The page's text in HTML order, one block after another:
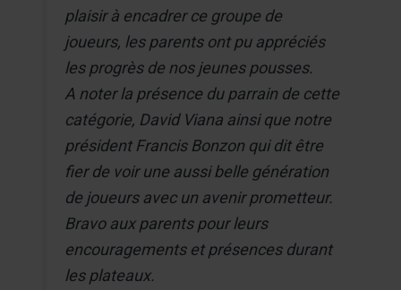
plaisir à encadrer ce groupe de
joueurs, les parents ont pu appréciés
les progrès de nos jeunes pousses.
A noter la présence du parrain de cette
catégorie, David Viana ainsi que notre
président Francis Bonzon qui dit être
fier de voir une aussi belle génération
de joueurs avec un avenir prometteur.
Bravo aux parents pour leurs
encouragements et présences durant
les plateaux.